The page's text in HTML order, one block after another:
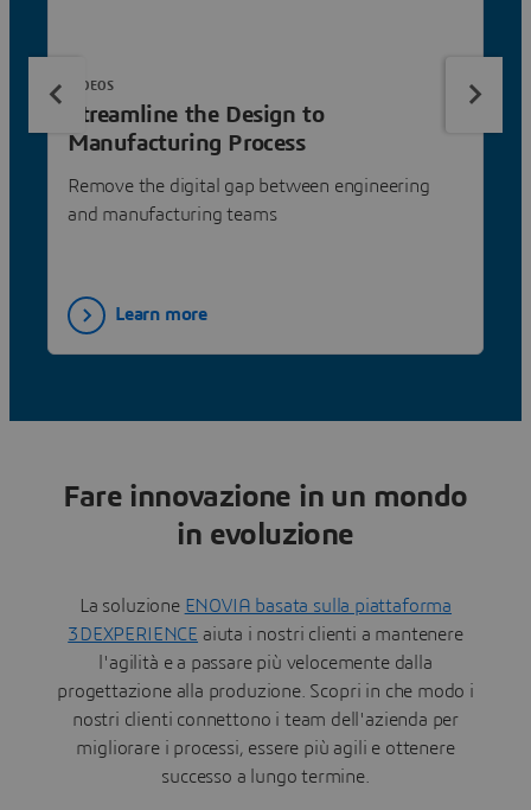
Streamline the Design to
Manufacturing Process
Remove the digital gap between engineering
and manufacturing teams
VIDEOS
Learn more
Fare innovazione in un mondo
in evoluzione
La soluzione ENOVIA basata sulla piattaforma
3DEXPERIENCE aiuta i nostri clienti a mantenere
l'agilità e a passare più velocemente dalla
progettazione alla produzione. Scopri in che modo i
nostri clienti connettono i team dell'azienda per
migliorare i processi, essere più agili e ottenere
successo a lungo termine.